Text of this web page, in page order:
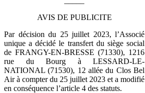
AVIS DE PUBLICITE
Par décision du 25 juillet 2023, l’Associé
unique a décidé le transfert du siège social
de FRANGY-EN-BRESSE (71330), 1216
rue du Bourg à LESSARD-LE-
NATIONAL (71530), 12 allée du Clos Bel
Air à compter du 25 juillet 2023 et a modifié
en conséquence l’article 4 des statuts.